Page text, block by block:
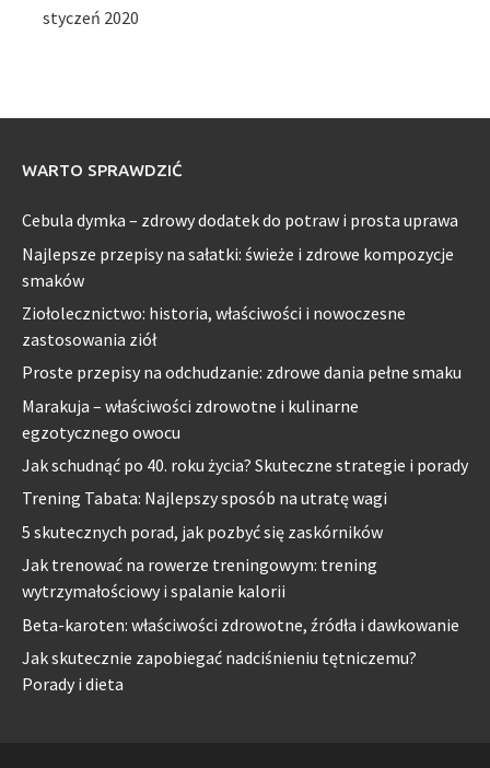
styczeń 2020
WARTO SPRAWDZIĆ
Cebula dymka – zdrowy dodatek do potraw i prosta uprawa
Najlepsze przepisy na sałatki: świeże i zdrowe kompozycje
smaków
Ziołolecznictwo: historia, właściwości i nowoczesne
zastosowania ziół
Proste przepisy na odchudzanie: zdrowe dania pełne smaku
Marakuja – właściwości zdrowotne i kulinarne
egzotycznego owocu
Jak schudnąć po 40. roku życia? Skuteczne strategie i porady
Trening Tabata: Najlepszy sposób na utratę wagi
5 skutecznych porad, jak pozbyć się zaskórników
Jak trenować na rowerze treningowym: trening
wytrzymałościowy i spalanie kalorii
Beta-karoten: właściwości zdrowotne, źródła i dawkowanie
Jak skutecznie zapobiegać nadciśnieniu tętniczemu?
Porady i dieta